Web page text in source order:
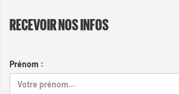
RECEVOIR NOS INFOS
Prénom :